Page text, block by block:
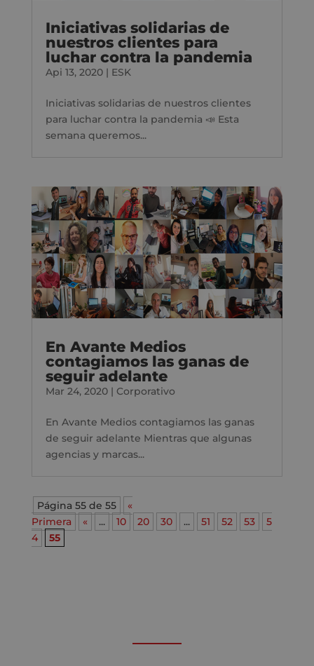
Iniciativas solidarias de
nuestros clientes para
luchar contra la pandemia
Api 13, 2020| ESK
Iniciativas solidarias de nuestros clientes
para luchar contra la pandemia 📣 Esta
semana queremos...
En Avante Medios
contagiamos las ganas de
seguir adelante
Mar 24, 2020| Corporativo
En Avante Medios contagiamos las ganas
de seguir adelante Mientras que algunas
agencias y marcas...
Página 55 de 55
«
Primera
« ... 10 20 30 ... 51 52 53
5
4
55